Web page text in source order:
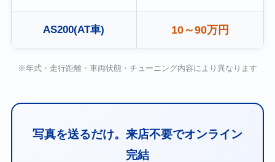
AS200(AT車) 10～90万円
※年式・走行距離・車両状態・チューニング内容により異なります
写真を送るだけ。来店不要でオンライン
完結